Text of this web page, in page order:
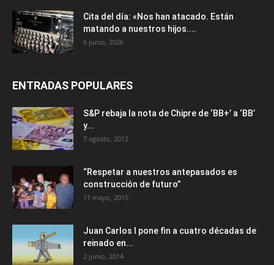
Cita del día: «Nos han atacado. Están
matando a nuestros hijos....
6 junio, 2026
ENTRADAS POPULARES
S&P rebaja la nota de Chipre de ‘BB+’ a ‘ВВ’
y...
7 agosto, 2012
“Respetar a nuestros antepasados es
construcción de futuro”
11 mayo, 2015
Juan Carlos I pone fin a cuatro décadas de
reinado en...
2 junio, 2014